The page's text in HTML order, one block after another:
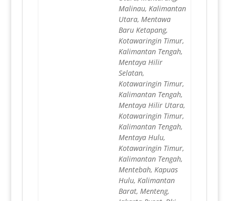
Malinau, Kalimantan
Utara, Mentawa
Baru Ketapang,
Kotawaringin Timur,
Kalimantan Tengah,
Mentaya Hilir
Selatan,
Kotawaringin Timur,
Kalimantan Tengah,
Mentaya Hilir Utara,
Kotawaringin Timur,
Kalimantan Tengah,
Mentaya Hulu,
Kotawaringin Timur,
Kalimantan Tengah,
Mentebah, Kapuas
Hulu, Kalimantan
Barat, Menteng,